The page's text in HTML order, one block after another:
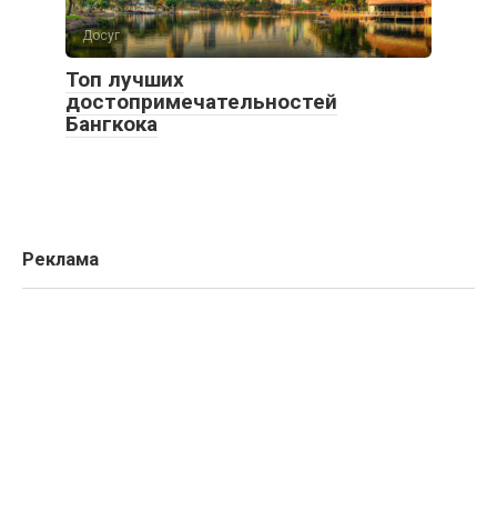
Досуг
Топ лучших
достопримечательностей
Бангкока
Реклама